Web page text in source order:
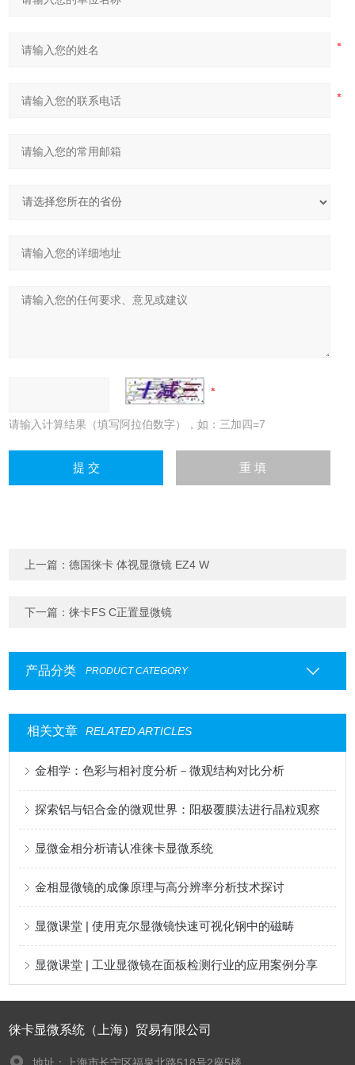
请输入计算结果（填写阿拉伯数字），如：三加四=7
上一篇：德国徕卡 体视显微镜 EZ4 W
下一篇：徕卡FS C正置显微镜
产品分类 PRODUCT CATEGORY
相关文章 RELATED ARTICLES
金相学：色彩与相衬度分析－微观结构对比分析
探索铝与铝合金的微观世界：阳极覆膜法进行晶粒观察
显微金相分析请认准徕卡显微系统
金相显微镜的成像原理与高分辨率分析技术探讨
显微课堂 | 使用克尔显微镜快速可视化钢中的磁畴
显微课堂 | 工业显微镜在面板检测行业的应用案例分享
徕卡显微系统（上海）贸易有限公司